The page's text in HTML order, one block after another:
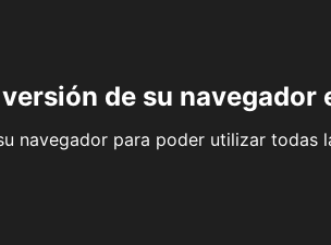
de su navegador
navegador para poder utilizar todas